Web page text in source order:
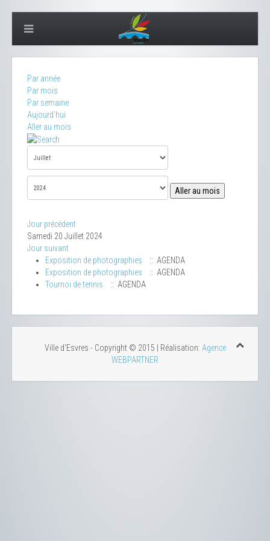
Par année
Par mois
Par semaine
Aujourd'hui
Aller au mois
Aller au mois
Jour précédent
Samedi 20 Juillet 2024
Jour suivant
Exposition de photographies
:: AGENDA
Exposition de photographies
:: AGENDA
Tournoi de tennis
:: AGENDA
Ville d'Esvres - Copyright © 2015 | Réalisation: Agence
WEBPARTNER